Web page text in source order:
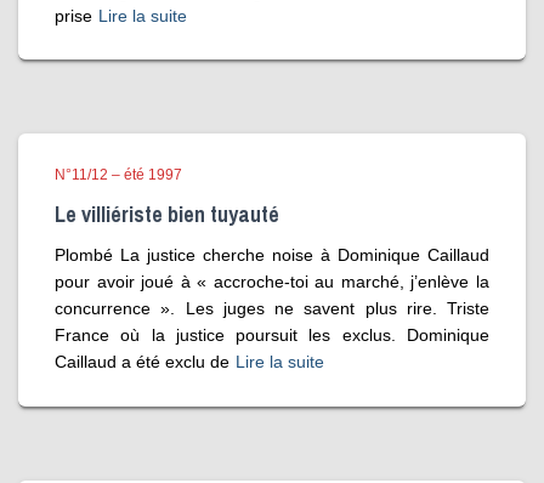
prise Lire la suite
N°11/12 – été 1997
Le villiériste bien tuyauté
Plombé La justice cherche noise à Dominique Caillaud
pour avoir joué à « accroche-toi au marché, j’enlève la
concurrence ». Les juges ne savent plus rire. Triste
France où la justice poursuit les exclus. Dominique
Caillaud a été exclu de Lire la suite